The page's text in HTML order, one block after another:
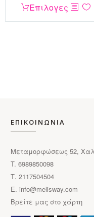
Επιλογες
Αυτό
το
να
σελίδα
ΕΠΙΚΟΙΝΩΝΙΑ
Μεταμορφώσεως 52,
T. 6989850098
Τ. 2117504504
E. info@melisway.com
Βρείτε μας στο χάρτη